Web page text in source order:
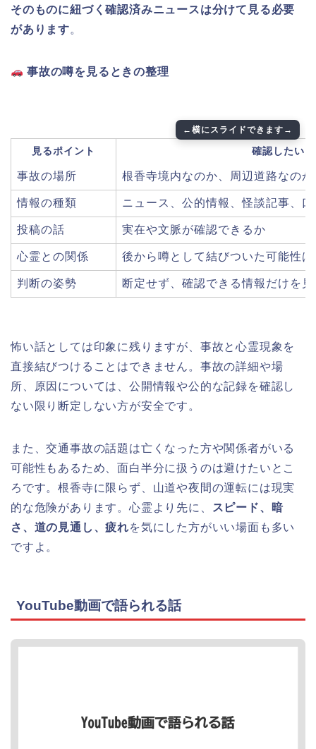
そのものに紐づく確認済みニュースは分けて見る必要
があります。
事故の噂を見るときの整理
見るポイント 確認したい
事故の場所 根香寺境内なのか、周辺道路なのか
情報の種類 ニュース、公的情報、怪談記事、
投稿の話 実在や文脈が確認できるか
心霊との関係 後から噂として結びついた可能性
判断の姿勢 断定せず、確認できる情報だけを見
怖い話としては印象に残りますが、事故と心霊現象を
直接結びつけることはできません。事故の詳細や場
所、原因については、公開情報や公的な記録を確認し
ない限り断定しない方が安全です。
また、交通事故の話題は亡くなった方や関係者がいる
可能性もあるため、面白半分に扱うのは避けたいとこ
ろです。根香寺に限らず、山道や夜間の運転には現実
的な危険があります。心霊より先に、
スピード、暗
さ、道の見通し、疲れを気にした方がいい場面も多い
ですよ。
YouTube動画で語られる話